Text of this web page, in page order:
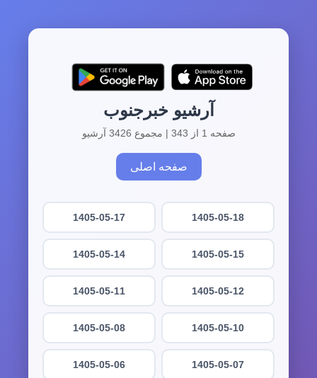
آرشیو خبرجنوب
صفحه 1 از 343 | مجموع 3426 آرشیو
صفحه اصلی
1405-05-18
1405-05-17
1405-05-15
1405-05-14
1405-05-12
1405-05-11
1405-05-10
1405-05-08
1405-05-07
1405-05-06